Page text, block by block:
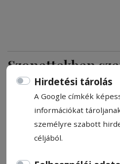
Hirdetési tárolás
A Google címkék
információkat
személyre szabott
céljából.
Szonettekben
pokolról
A szeretet pokla
Béla költő új kötete,
műfajában, a szigorú